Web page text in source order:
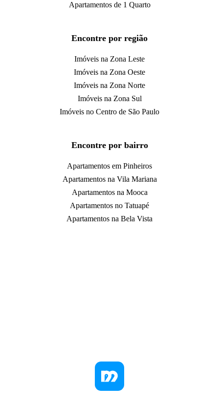
Apartamentos de 1 Quarto
Encontre por região
Imóveis na Zona Leste
Imóveis na Zona Oeste
Imóveis na Zona Norte
Imóveis na Zona Sul
Imóveis no Centro de São Paulo
Encontre por bairro
Apartamentos em Pinheiros
Apartamentos na Vila Mariana
Apartamentos na Mooca
Apartamentos no Tatuapé
Apartamentos na Bela Vista